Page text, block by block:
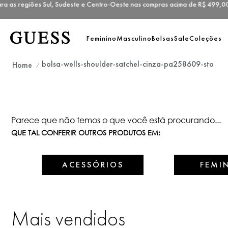
regiões Sul, Sudeste e Centro-Oeste nas compras acima de
FemininoMasculinoBolsasSaleColeções
bolsa-wells-shoulder-satchel-cinza-pa258609-sto
Parece que não temos o que você está procurando...
QUE TAL CONFERIR OUTROS PRODUTOS EM:
ACESSÓRIOS
Mais vendidos